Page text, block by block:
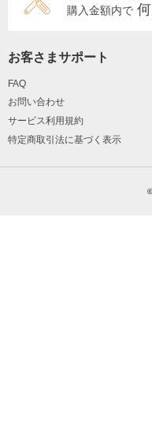
購入金額内で
お客さまサポート
FAQ
お問い合わせ
サービス利用規約
特定商取引法に基づく表示